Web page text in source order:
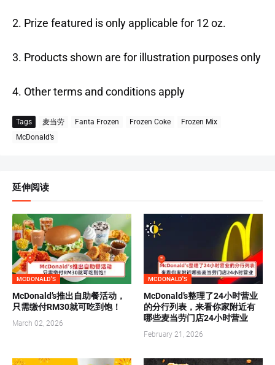
2. Prize featured is only applicable for 12 oz.
3. Products shown are for illustration purposes only
4. Other terms and conditions apply
Tags 麦当劳 Fanta Frozen Frozen Coke
Frozen Mix
McDonald’s
延伸阅读
MCDONALD'S
McDonald’s推出自助餐活动，
只需缴付RM30就可吃到饱！
March 02, 2026
MCDONALD'S
McDonald’s整理了24小时营业
的分行列表，来看你家附近有
哪些麦当劳门店24小时营业
February 21, 2026